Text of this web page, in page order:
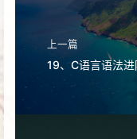
上一篇
19、C语言语法进